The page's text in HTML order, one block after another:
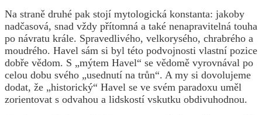
Na straně druhé pak stojí mytologická konstanta: jakoby
nadčasová, snad vždy přítomná a také nenapravitelná touha
po návratu krále. Spravedlivého, velkorysého, chrabrého a
moudrého. Havel sám si byl této podvojnosti vlastní pozice
dobře vědom. S „mýtem Havel“ se vědomě vyrovnával po
celou dobu svého „usednutí na trůn“. A my si dovolujeme
dodat, že „historický“ Havel se ve svém paradoxu uměl
zorientovat s odvahou a lidskostí vskutku obdivuhodnou.